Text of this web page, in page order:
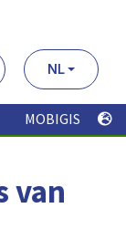
NL
MOBIGIS
van